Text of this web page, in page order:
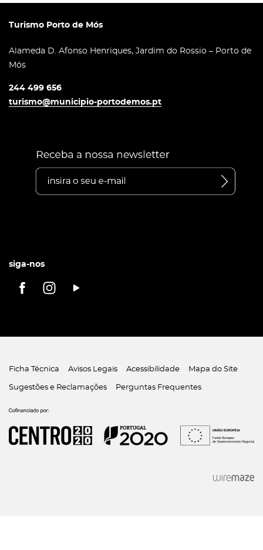
Turismo Porto de Mós
Alameda D. Afonso Henriques, Jardim do Rossio – Porto de
Mós
244 499 656
turismo@municipio-portodemos.pt
siga-nos
Ficha Técnica Avisos Legais Acessibilidade Mapa do Site
Sugestões e Reclamações Perguntas Frequentes